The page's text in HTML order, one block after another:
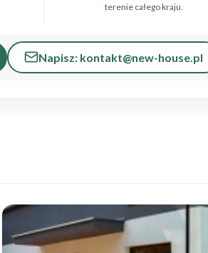
terenie całego kraju.
Napisz: kontakt@new-house.pl